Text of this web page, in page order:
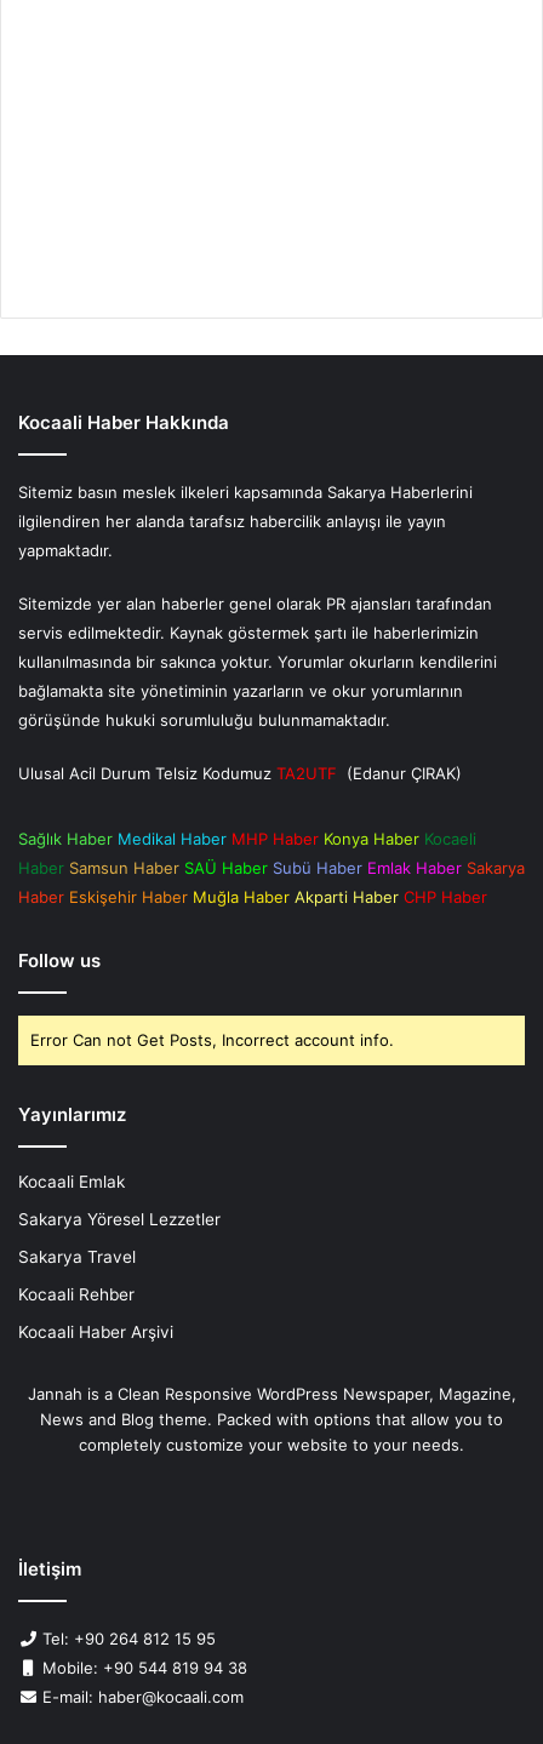
Kocaali Haber Hakkında
Sitemiz basın meslek ilkeleri kapsamında Sakarya Haberlerini
ilgilendiren her alanda tarafsız habercilik anlayışı ile yayın
yapmaktadır.
Sitemizde yer alan haberler genel olarak PR ajansları tarafından
servis edilmektedir. Kaynak göstermek şartı ile haberlerimizin
kullanılmasında bir sakınca yoktur. Yorumlar okurların kendilerini
bağlamakta site yönetiminin yazarların ve okur yorumlarının
görüşünde hukuki sorumluluğu bulunmamaktadır.
Ulusal Acil Durum Telsiz Kodumuz TA2UTF (Edanur ÇIRAK)
Sağlık Haber Medikal Haber MHP Haber Konya Haber Kocaeli
Haber Samsun Haber SAÜ Haber Subü Haber Emlak Haber Sakarya
Haber Eskişehir Haber Muğla Haber Akparti Haber CHP Haber
Follow us
Error Can not Get Posts, Incorrect account info.
Yayınlarımız
Kocaali Emlak
Sakarya Yöresel Lezzetler
Sakarya Travel
Kocaali Rehber
Kocaali Haber Arşivi
Jannah is a Clean Responsive WordPress Newspaper, Magazine,
News and Blog theme. Packed with options that allow you to
completely customize your website to your needs.
İletişim
Tel: +90 264 812 15 95
Mobile: +90 544 819 94 38
E-mail: haber@kocaali.com